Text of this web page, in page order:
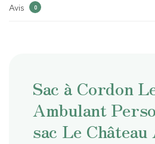
Avis 0
Sac à Cordon
Ambulant
sac Le